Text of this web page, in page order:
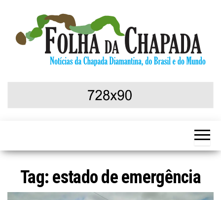
content
Folha da
Chapada
Notícias da
Chapada
Diamantina,
do Brasil e
Tag: estado de emergência